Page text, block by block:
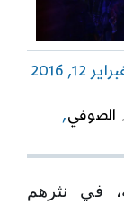
2016
الصوفي,
في نثرهم